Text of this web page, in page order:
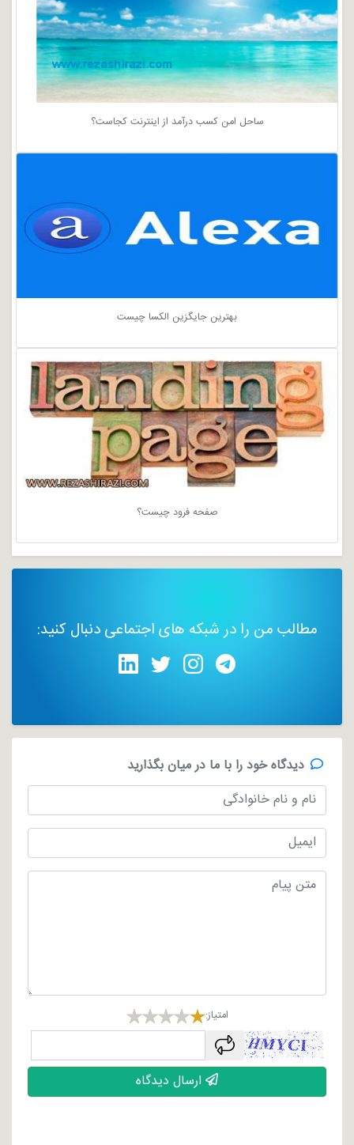
ساحل امن کسب درآمد از اینترنت کجاست؟
بهترین جایگزین الکسا چیست
صفحه فرود چیست؟
مطالب من را در شبکه های اجتماعی دنبال کنید:
دیدگاه خود را با ما در میان بگذارید
امتیاز:
captcha
ارسال دیدگاه